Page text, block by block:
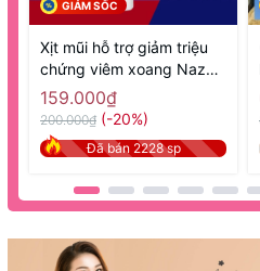
GIẢM SỐC
Xịt mũi hỗ trợ giảm triệu
chứng viêm xoang Nazal
Sato 30ml- Hàng Nhật nội
địa
159.000₫
200.000₫ (-20%)
Đã bán 2228 sp